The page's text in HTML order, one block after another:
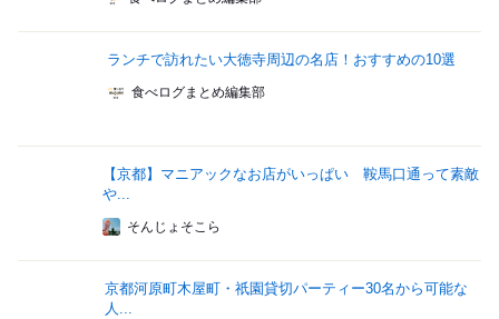
ランチで訪れたい大徳寺周辺の名店！おすすめの10選
食べログまとめ編集部
【京都】マニアックなお店がいっぱい 鞍馬口通って素敵
や...
そんじょそこら
京都河原町木屋町・祇園貸切パーティー30名から可能な
人...